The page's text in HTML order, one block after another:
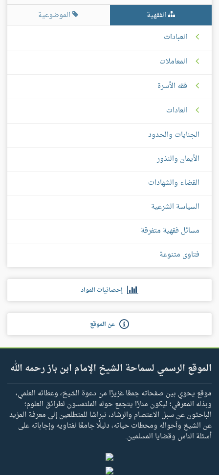
الفقهية
الموضوعية
العبادات
المعاملات
فقه الأسرة
العادات
الجنايات والحدود
الأيمان والنذور
القضاء والشهادات
السياسة الشرعية
مسائل فقهية متفرقة
فتاوى متنوعة
إحصائيات المواد
عن الموقع
الموقع الرسمي لسماحة الشيخ الإمام ابن باز رحمه الله
موقع يحوي بين صفحاته جمعًا غزيرًا من دعوة الشيخ، وعطائه العلمي،
وبذله المعرفي؛ ليكون منارًا يتجمع حوله الملتمسون لطرائق العلوم؛
الباحثون عن سبل الاعتصام والرشاد، نبراسًا للمتطلعين إلى معرفة المزيد
عن الشيخ وأحواله ومحطات حياته، دليلًا جامعًا لفتاويه وإجاباته على
أسئلة الناس وقضايا المسلمين.